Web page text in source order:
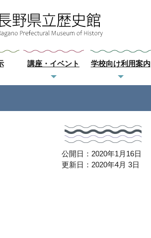
講座・イベント 学校向け利用案内
公開日：2020年1月16日
更新日：2020年4月 3日